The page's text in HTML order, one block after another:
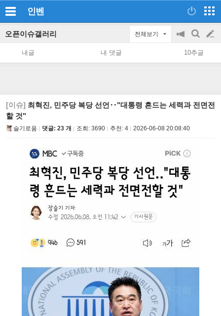
인벤
오픈이슈갤러리 전체보기
공
지
on/off
검
색
글
쓰
내글 내 댓글 10추글
[이슈] 최혁진, 민주당 복당 선언‥"대통령 흔드는 세력과 전면전
할 것"
슬기로움 댓글: 23 개 조회: 3690 추천: 4 2026-06-08 20:08:40